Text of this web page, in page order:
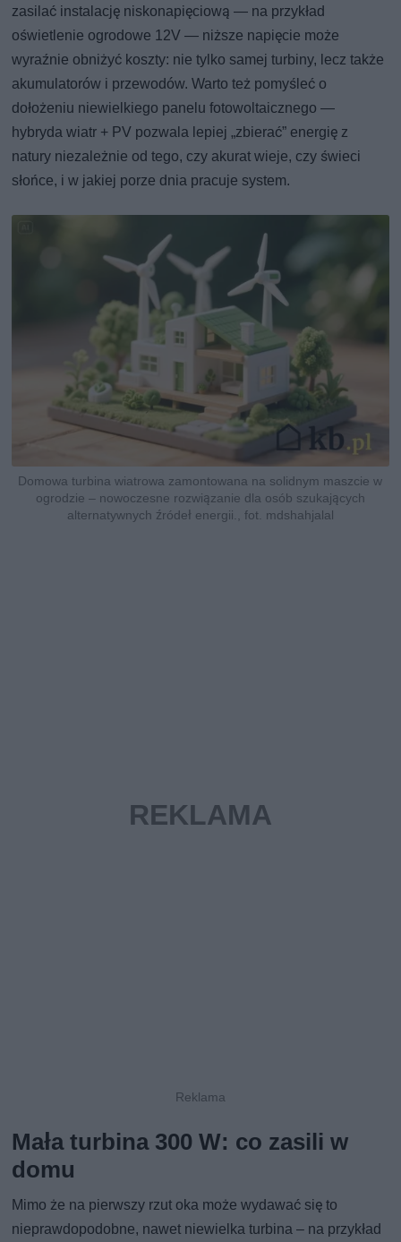
zasilać instalację niskonapięciową — na przykład
oświetlenie ogrodowe 12V — niższe napięcie może
wyraźnie obniżyć koszty: nie tylko samej turbiny, lecz także
akumulatorów i przewodów. Warto też pomyśleć o
dołożeniu niewielkiego panelu fotowoltaicznego —
hybryda wiatr + PV pozwala lepiej „zbierać” energię z
natury niezależnie od tego, czy akurat wieje, czy świeci
słońce, i w jakiej porze dnia pracuje system.
Domowa turbina wiatrowa zamontowana na solidnym maszcie w
ogrodzie – nowoczesne rozwiązanie dla osób szukających
alternatywnych źródeł energii., fot. mdshahjalal
Mała turbina 300 W: co zasili w
domu
Mimo że na pierwszy rzut oka może wydawać się to
nieprawdopodobne, nawet niewielka turbina – na przykład